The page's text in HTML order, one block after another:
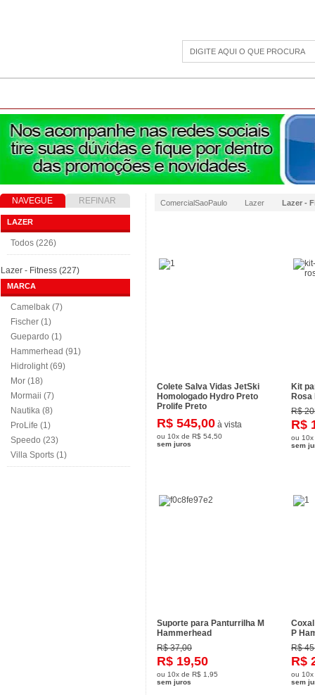
NAVEGUE
REFINAR
RESULTADO
LAZER
Todos (226)
Lazer - Fitness (227)
MARCA
Camelbak (7)
Fischer (1)
Guepardo (1)
Hammerhead (91)
Hidrolight (69)
Mor (18)
Mormaii (7)
Nautika (8)
ProLife (1)
Speedo (23)
Villa Sports (1)
ComercialSaoPaulo Lazer Lazer -
Colete Salva Vidas JetSki
Homologado Hydro Preto
Prolife Preto
R$ 545,00 à vista
ou 10x de R$ 54,50
sem juros
Kit
Rosa
R$
R$
ou 10x
sem
Suporte para Panturrilha M
Hammerhead
R$ 37,00
R$ 19,50
ou 10x de R$ 1,95
sem juros
P
R$
R$
ou 10x
sem